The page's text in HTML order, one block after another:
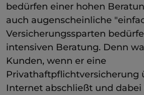
bedürfen einer hohen
auch augenscheinliche
Versicherungssparten
intensiven Beratung. Denn
Kunden, wenn er eine
Privathaftpflichtversicherung
Internet abschließt und dabei